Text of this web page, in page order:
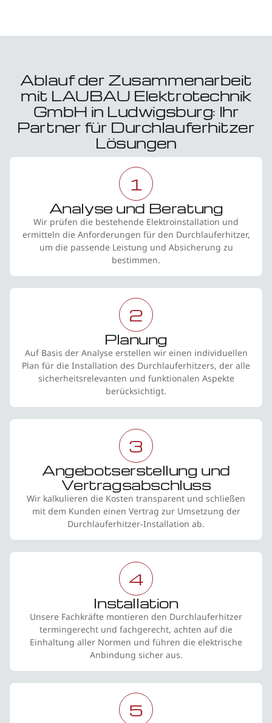
Ablauf der Zusammenarbeit
mit LAUBAU Elektrotechnik
GmbH in Ludwigsburg: Ihr
Partner für Durchlauferhitzer
Lösungen
1
Analyse und Beratung
Wir prüfen die bestehende Elektroinstallation und
ermitteln die Anforderungen für den Durchlauferhitzer,
um die passende Leistung und Absicherung zu
bestimmen.
2
Planung
Auf Basis der Analyse erstellen wir einen individuellen
Plan für die Installation des Durchlauferhitzers, der alle
sicherheitsrelevanten und funktionalen Aspekte
berücksichtigt.
3
Angebotserstellung und
Vertragsabschluss
Wir kalkulieren die Kosten transparent und schließen
mit dem Kunden einen Vertrag zur Umsetzung der
Durchlauferhitzer-Installation ab.
4
Installation
Unsere Fachkräfte montieren den Durchlauferhitzer
termingerecht und fachgerecht, achten auf die
Einhaltung aller Normen und führen die elektrische
Anbindung sicher aus.
5